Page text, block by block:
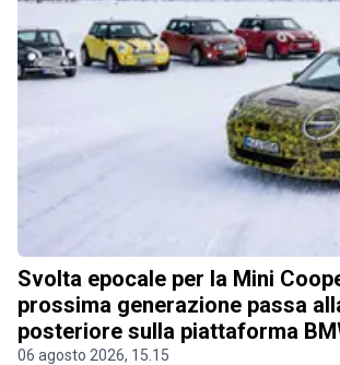
Svolta epocale per la Mini
prossima generazione passa
posteriore sulla piattaforma
06 agosto 2026, 15.15